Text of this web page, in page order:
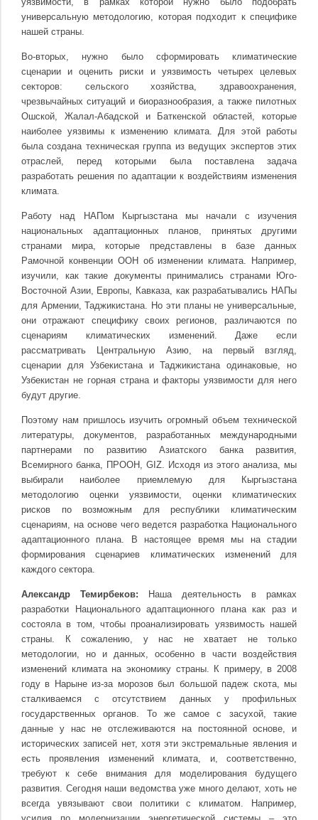
универсальную методологию, которая подходит к специфике
нашей страны.
Во-вторых, нужно было сформировать климатические
сценарии и оценить риски и уязвимость четырех целевых
секторов: сельского хозяйства, здравоохранения,
чрезвычайных ситуаций и биоразнообразия, а также пилотных
Ошской, Жалал-Абадской и Баткенской областей, которые
наиболее уязвимы к изменению климата. Для этой работы
была создана техническая группа из ведущих экспертов этих
отраслей, перед которыми была поставлена задача
разработать решения по адаптации к воздействиям изменения
климата.
Работу над НАПом Кыргызстана мы начали с изучения
национальных адаптационных планов, принятых другими
странами мира, которые представлены в базе данных
Рамочной конвенции ООН об изменении климата. Например,
изучили, как такие документы принимались странами Юго-
Восточной Азии, Европы, Кавказа, как разрабатывались НАПы
для Армении, Таджикистана. Но эти планы не универсальные,
они отражают специфику своих регионов, различаются по
сценариям климатических изменений. Даже если
рассматривать Центральную Азию, на первый взгляд,
сценарии для Узбекистана и Таджикистана одинаковые, но
Узбекистан не горная страна и факторы уязвимости для него
будут другие.
Поэтому нам пришлось изучить огромный объем технической
литературы, документов, разработанных международными
партнерами по развитию Азиатского банка развития,
Всемирного банка, ПРООН, GIZ. Исходя из этого анализа, мы
выбирали наиболее приемлемую для Кыргызстана
методологию оценки уязвимости, оценки климатических
рисков по возможным для республики климатическим
сценариям, на основе чего ведется разработка Национального
адаптационного плана. В настоящее время мы на стадии
формирования сценариев климатических изменений для
каждого сектора.
Александр Темирбеков: Наша деятельность в рамках
разработки Национального адаптационного плана как раз и
состояла в том, чтобы проанализировать уязвимость нашей
страны. К сожалению, у нас не хватает не только
методологии, но и данных, особенно в части воздействия
изменений климата на экономику страны. К примеру, в 2008
году в Нарыне из-за морозов был большой падеж скота, мы
сталкиваемся с отсутствием данных у профильных
государственных органов. То же самое с засухой, такие
данные у нас не отслеживаются на постоянной основе, и
исторических записей нет, хотя эти экстремальные явления и
есть проявления изменений климата, и, соответственно,
требуют к себе внимания для моделирования будущего
развития. Сегодня наши ведомства уже много делают, хоть не
всегда увязывают свои политики с климатом. Например,